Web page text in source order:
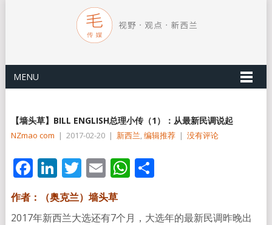
MENU
【墙头草】BILL ENGLISH总理小传（1）：从最新民调说起
NZmao com | 2017-02-20 | 新西兰,编辑推荐 | 没有评论
Facebook
LinkedIn
Twitter
EmailWhatsApp
分
作者：（奥克兰）墙头草
2017年新西兰大选还有7个月，大选年的最新民调昨晚出